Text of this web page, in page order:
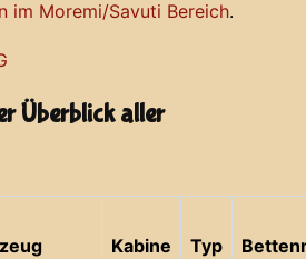
im Moremi/Savuti Bereich.
Überblick aller
Kabine Typ